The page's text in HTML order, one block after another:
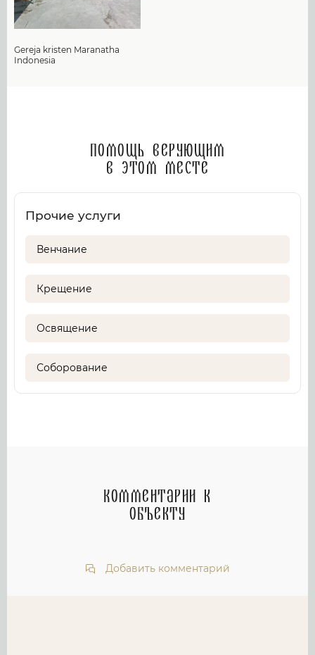
Gereja kristen Maranatha
Indonesia
Помощь верующим
в этом месте
Прочие услуги
Венчание
Крещение
Освящение
Соборование
Комментарии к
объекту
Добавить комментарий